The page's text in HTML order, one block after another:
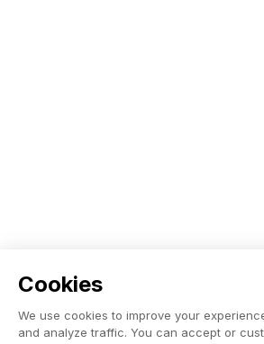
Cookies
We use cookies to improve your
and analyze traffic. You can accept or